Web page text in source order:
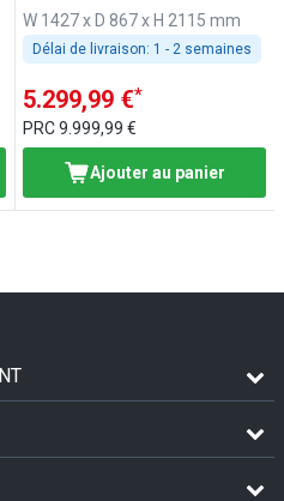
W 1427 x D 867 x H 2115 mm
Délai de livraison: 1 - 2 semaines
5.299,99 €*
PRC9.999,99 €
Ajouter au panier